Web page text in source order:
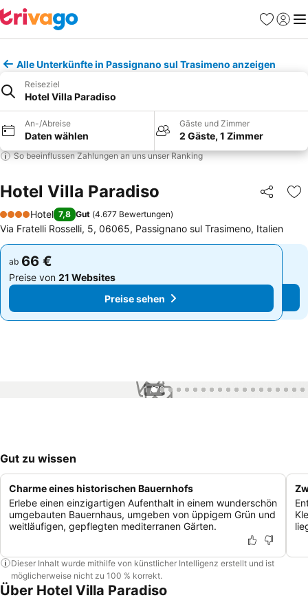
Favoriten
Alle Unterkünfte in Passignano sul Trasimeno anzeigen
Reiseziel
Hotel Villa Paradiso
An-/Abreise
Daten wählen
Gäste und Zimmer
2 Gäste, 1 Zimmer
So beeinflussen Zahlungen an uns unser Ranking
Hotel Villa Paradiso Teilen
4 Sterne
Hotel 7,8 Gut (4.677 Bewertungen)
Via Fratelli Rosselli, 5, 06065, Passignano sul Trasimeno, Italien
ab 66 €
Preise von 21 Websites
Preise sehen
ab 66 €
Preise von 21 Websites
Preise sehen
1 / 78
Gut zu wissen
Charme eines historischen Bauernhofs
Erlebe einen einzigartigen Aufenthalt in einem wunderschön
umgebauten Bauernhaus, umgeben von üppigem Grün und
weitläufigen, gepflegten mediterranen Gärten.
Dieser Inhalt wurde mithilfe von künstlicher Intelligenz erstellt und ist
möglicherweise nicht zu 100 % korrekt.
Über Hotel Villa Paradiso